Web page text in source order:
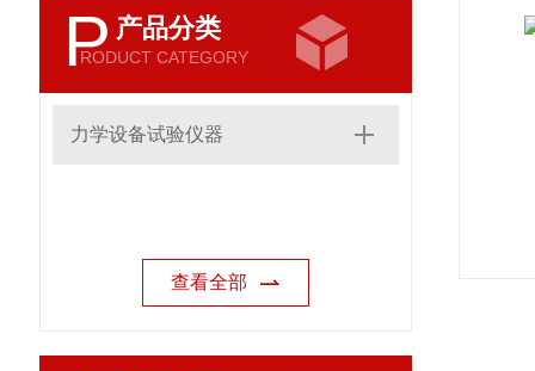
P 产品分类
RODUCT CATEGORY
力学设备试验仪器
查看全部